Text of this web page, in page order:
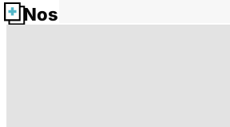
Nos fiches santé